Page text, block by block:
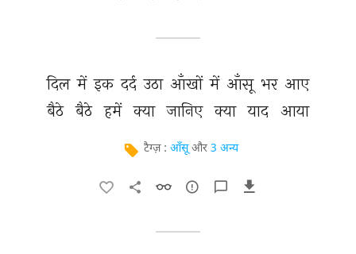
दिल में इक दर्द उठा आँखों में आँसू भर आए
बैठे बैठे हमें क्या जानिए क्या याद आया
टैग्ज़ : आँसू और 3 अन्य